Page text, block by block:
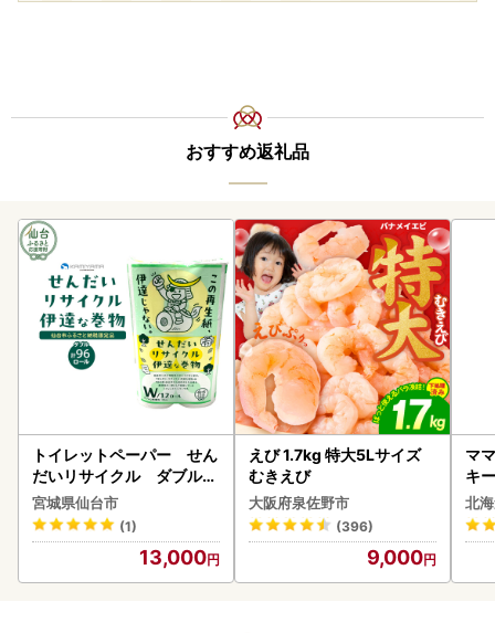
おすすめ返礼品
トイレットペーパー せん
だいリサイクル ダブル9
6ロール｜トイレット
宮城県仙台市
(1)
13,000
えび 1.7kg 特大5Lサイズ
むきえび
大阪府泉佐野市
(396)
9,000
マ
キ
ズ
0
北